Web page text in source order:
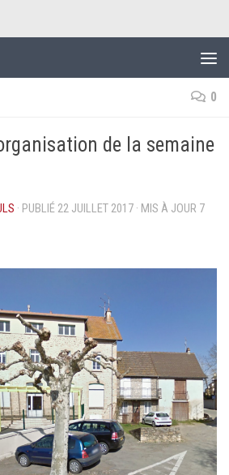
0
de la semaine
· PUBLIÉ 22 JUILLET 2017 · MIS À JOUR 7